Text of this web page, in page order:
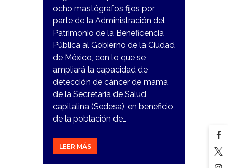
ocho mastógrafos fijos por
parte de la Administración del
Patrimonio de la Beneficencia
Pública al Gobierno de la Ciudad
de México, con lo que se
ampliará la capacidad de
detección de cáncer de mama
de la Secretaría de Salud
capitalina (Sedesa), en beneficio
de la población de…
LEER MÁS
8